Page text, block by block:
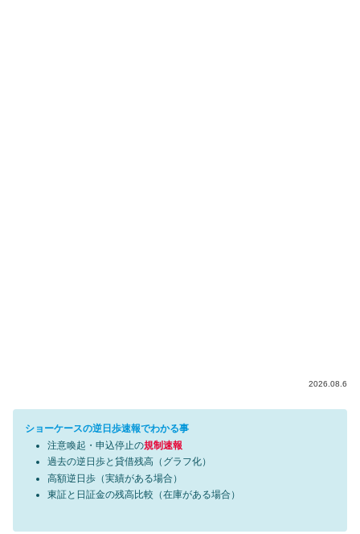
2026.08.6
ショーケースの逆日歩速報でわかる事
注意喚起・申込停止の規制速報
過去の逆日歩と貸借残高（グラフ化）
高額逆日歩（実績がある場合）
東証と日証金の残高比較（在庫がある場合）